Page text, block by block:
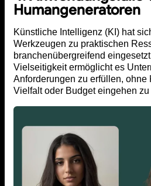
Humangeneratoren
Künstliche Intelligenz (KI) hat
Werkzeugen zu praktischen
branchenübergreifend
Vielseitigkeit ermöglicht es
Anforderungen zu erfüllen, ohne
Vielfalt oder Budget eingehen zu